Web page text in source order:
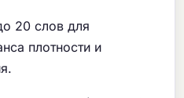
20 слов для
плотности и